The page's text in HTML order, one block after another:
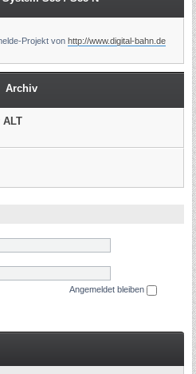
Projekt von http://www.digital-bahn.de
Archiv
ALT
Angemeldet bleiben